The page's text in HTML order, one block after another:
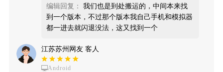
编辑回复：
我们也是到处搬运的，中间本来找
到一个版本，不过那个版本我自己手机和模拟器
都一进去就闪退没法，这又找到一个
江苏苏州网友 客人
Android